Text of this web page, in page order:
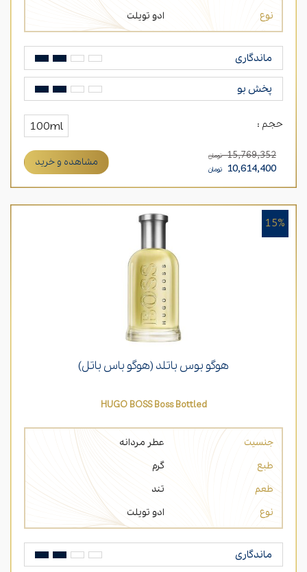
نوع
ادو تویلت
ماندگاری
پخش بو
حجم : 100ml
15,769,352 تومان
10,614,400 تومان
مشاهده و خرید
هوگو بوس باتلد (هوگو باس باتل)
HUGO BOSS Boss Bottled
جنسیت
عطر مردانه
طبع
گرم
طعم
تند
نوع
ادو تویلت
ماندگاری
15%